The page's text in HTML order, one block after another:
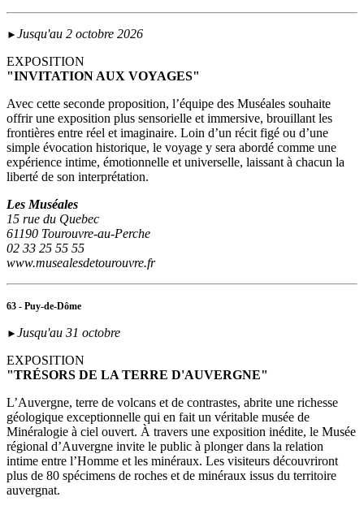
► Jusqu'au 2 octobre 2026
EXPOSITION
"INVITATION AUX VOYAGES"
Avec cette seconde proposition, l’équipe des Muséales souhaite
offrir une exposition plus sensorielle et immersive, brouillant les
frontières entre réel et imaginaire. Loin d’un récit figé ou d’une
simple évocation historique, le voyage y sera abordé comme une
expérience intime, émotionnelle et universelle, laissant à chacun la
liberté de son interprétation.
Les Muséales
15 rue du Quebec
61190 Tourouvre-au-Perche
02 33 25 55 55
www.musealesdetourouvre.fr
63 - Puy-de-Dôme
► Jusqu'au 31 octobre
EXPOSITION
"TRÉSORS DE LA TERRE D'AUVERGNE"
L’Auvergne, terre de volcans et de contrastes, abrite une richesse
géologique exceptionnelle qui en fait un véritable musée de
Minéralogie à ciel ouvert. À travers une exposition inédite, le Musée
régional d’Auvergne invite le public à plonger dans la relation
intime entre l’Homme et les minéraux. Les visiteurs découvriront
plus de 80 spécimens de roches et de minéraux issus du territoire
auvergnat.